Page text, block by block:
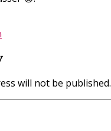
will not be published.